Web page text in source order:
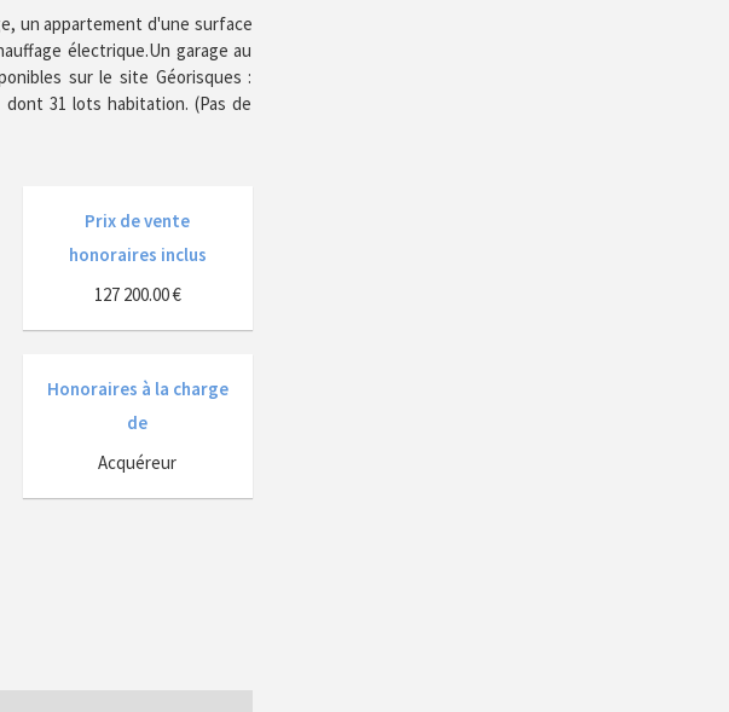
un appartement d'une surface
électrique.Un garage au
sur le site Géorisques :
31 lots habitation. (Pas de
Prix de vente
honoraires inclus
127 200.00 €
Honoraires à la charge
de
Acquéreur